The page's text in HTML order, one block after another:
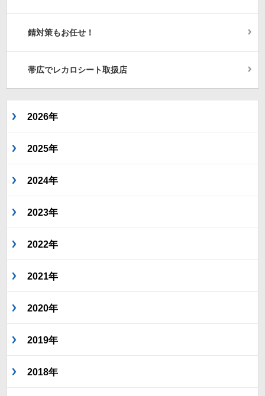
錆対策もお任せ！
帯広でレカロシート取扱店
2026年
2025年
2024年
2023年
2022年
2021年
2020年
2019年
2018年